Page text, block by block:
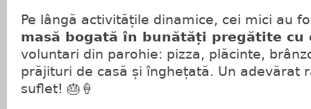
Pe lângă activitățile dinamice, cei mici au
masă bogată în bunătăți pregătite cu
voluntari din parohie: pizza, plăcinte,
prăjituri de casă și înghețată. Un adevărat
suflet! 🎂🍦